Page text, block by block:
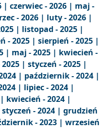
| czerwiec - 2026 | maj -
- 2026 | luty - 2026 |
| listopad - 2025 |
- 2025 | sierpień - 2025 |
| maj - 2025 | kwiecień -
| styczeń - 2025 |
| październik - 2024 |
| lipiec - 2024 |
kwiecień - 2024 |
styczeń - 2024 | grudzień
- 2023 | wrzesień